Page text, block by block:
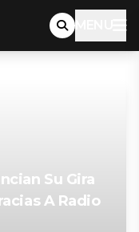
MENU
Su Gira
A Radio